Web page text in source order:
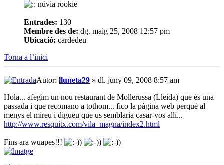
Entrades: 130
Membre des de: dg. maig 25, 2008 12:57 pm
Ubicació: cardedeu
Torna a l’inici
Autor: lluneta29 » dl. juny 09, 2008 8:57 am
Hola... afegim un nou restaurant de Mollerussa (Lleida) que és una
passada i que recomano a tothom... fico la pàgina web perquè al
menys el mireu i digueu que us semblaria casar-vos allí...
http://www.resquitx.com/vila_magna/index2.html
Fins ara wuapes!!!